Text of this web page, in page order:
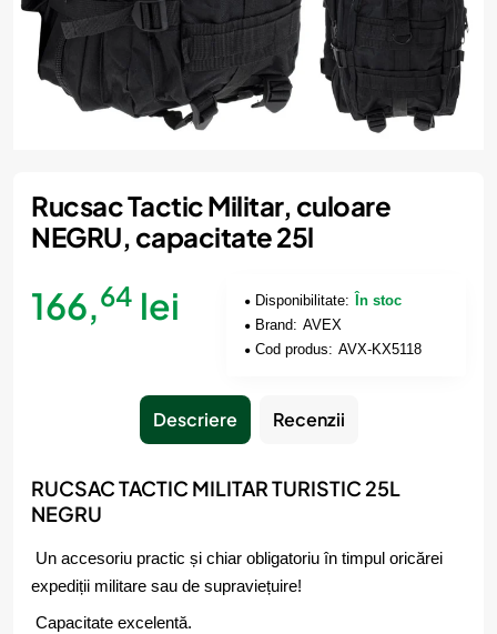
Rucsac Tactic Militar, culoare
NEGRU, capacitate 25l
166,64 lei Disponibilitate:
În stoc
Brand: AVEX
Cod produs: AVX-KX5118
Descriere Recenzii
RUCSAC TACTIC MILITAR TURISTIC 25L
NEGRU
Un accesoriu practic și chiar obligatoriu în timpul oricărei
expediții militare sau de supraviețuire!
Capacitate excelentă.